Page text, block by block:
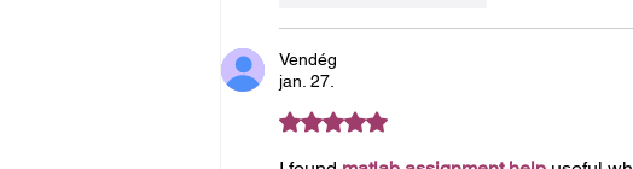
Vendég
jan. 27.
5 csillagot kapott az 5-ből.